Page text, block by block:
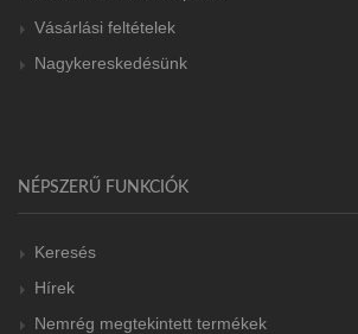
Vásárlási feltételek
Nagykereskedésünk
NÉPSZERŰ FUNKCIÓK
Keresés
Hírek
Nemrég megtekintett termékek